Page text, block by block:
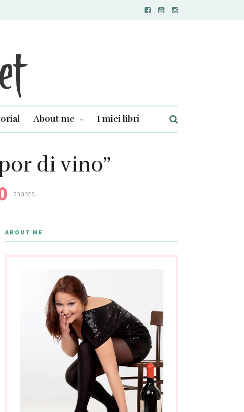
About me I miei libri
di vino”
shares
ABOUT ME